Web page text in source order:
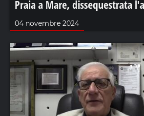
Praia a Mare, dissequestrata
04 novembre 2024